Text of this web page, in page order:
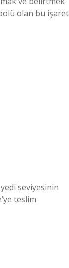
olan bu işaret
teslim